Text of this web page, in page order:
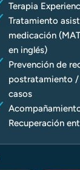
Terapia
Tratamiento
medicación
en inglés)
Prevención de
postratamiento /
casos
Recuperación